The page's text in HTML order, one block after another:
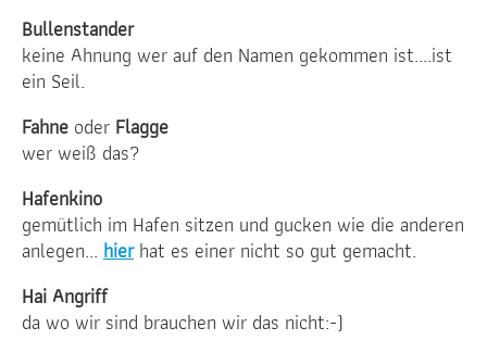
Bullenstander
keine Ahnung wer auf den Namen gekommen ist....ist
ein Seil.
Fahne oder Flagge
wer weiß das?
Hafenkino
gemütlich im Hafen sitzen und gucken wie die anderen
anlegen... hierhat es einer nicht so gut gemacht.
Hai Angriff
da wo wir sind brauchen wir das nicht:-)